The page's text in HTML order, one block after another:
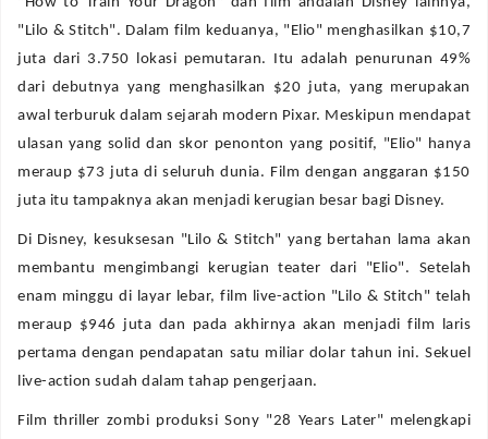
"Lilo & Stitch". Dalam film keduanya, "Elio" menghasilkan $10,7
juta dari 3.750 lokasi pemutaran. Itu adalah penurunan 49%
dari debutnya yang menghasilkan $20 juta, yang merupakan
awal terburuk dalam sejarah modern Pixar. Meskipun mendapat
ulasan yang solid dan skor penonton yang positif, "Elio" hanya
meraup $73 juta di seluruh dunia. Film dengan anggaran $150
juta itu tampaknya akan menjadi kerugian besar bagi Disney.
Di Disney, kesuksesan "Lilo & Stitch" yang bertahan lama akan
membantu mengimbangi kerugian teater dari "Elio". Setelah
enam minggu di layar lebar, film live-action "Lilo & Stitch" telah
meraup $946 juta dan pada akhirnya akan menjadi film laris
pertama dengan pendapatan satu miliar dolar tahun ini. Sekuel
live-action sudah dalam tahap pengerjaan.
Film thriller zombi produksi Sony "28 Years Later" melengkapi